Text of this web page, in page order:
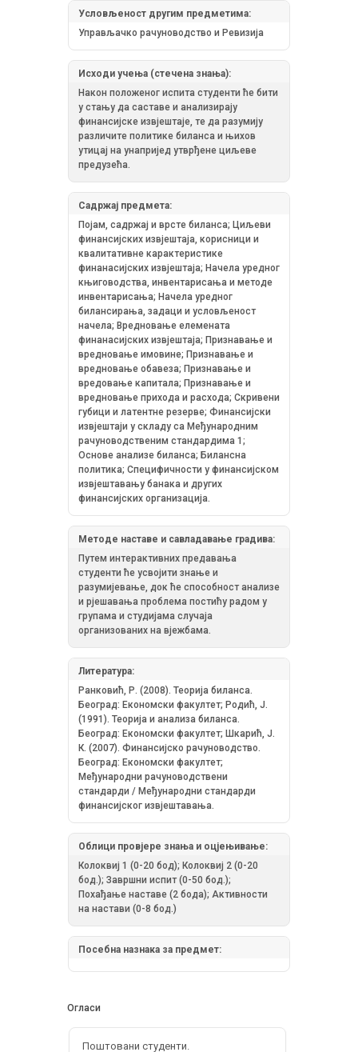
Условљеност другим предметима:
Управљачко рачуноводство и Ревизија
Исходи учења (стечена знања):
Након положеног испита студенти ће бити
у стању да саставе и анализирају
финансијске извјештаје, те да разумију
различите политике биланса и њихов
утицај на унапријед утврђене циљеве
предузећа.
Садржај предмета:
Појам, садржај и врсте биланса; Циљеви
финансијских извјештаја, корисници и
квалитативне карактеристике
финанасијских извјештаја; Начела уредног
књиговодства, инвентарисања и методе
инвентарисања; Начела уредног
билансирања, задаци и условљеност
начела; Вредновање елемената
финанасијских извјештаја; Признавање и
вредновање имовине; Признавање и
вредновање обавеза; Признавање и
вредовање капитала; Признавање и
вредновање прихода и расхода; Скривени
губици и латентне резерве; Финансијски
извјештаји у складу са Међународним
рачуноводственим стандардима 1;
Основе анализе биланса; Билансна
политика; Специфичности у финансијском
извјештавању банака и других
финансијских организација.
Методе наставе и савладавање градива:
Путем интерактивних предавања
студенти ће усвојити знање и
разумијевање, док ће способност анализе
и рјешавања проблема постићу радом у
групама и студијама случаја
организованих на вјежбама.
Литература:
Ранковић, Р. (2008). Теорија биланса.
Београд: Економски факултет; Родић, Ј.
(1991). Теорија и анализа биланса.
Београд: Економски факултет; Шкарић, Ј.
К. (2007). Финансијско рачуноводство.
Београд: Економски факултет;
Међународни рачуноводствени
стандарди / Међународни стандарди
финансијског извјештавања.
Облици провјере знања и оцјењивање:
Колоквиј 1 (0-20 бод); Колоквиј 2 (0-20
бод.); Завршни испит (0-50 бод.);
Похађање наставе (2 бода); Активности
на настави (0-8 бод.)
Посебна назнака за предмет:
Огласи
Поштовани студенти.